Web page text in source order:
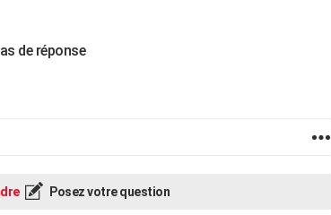
de réponse
Posez votre question